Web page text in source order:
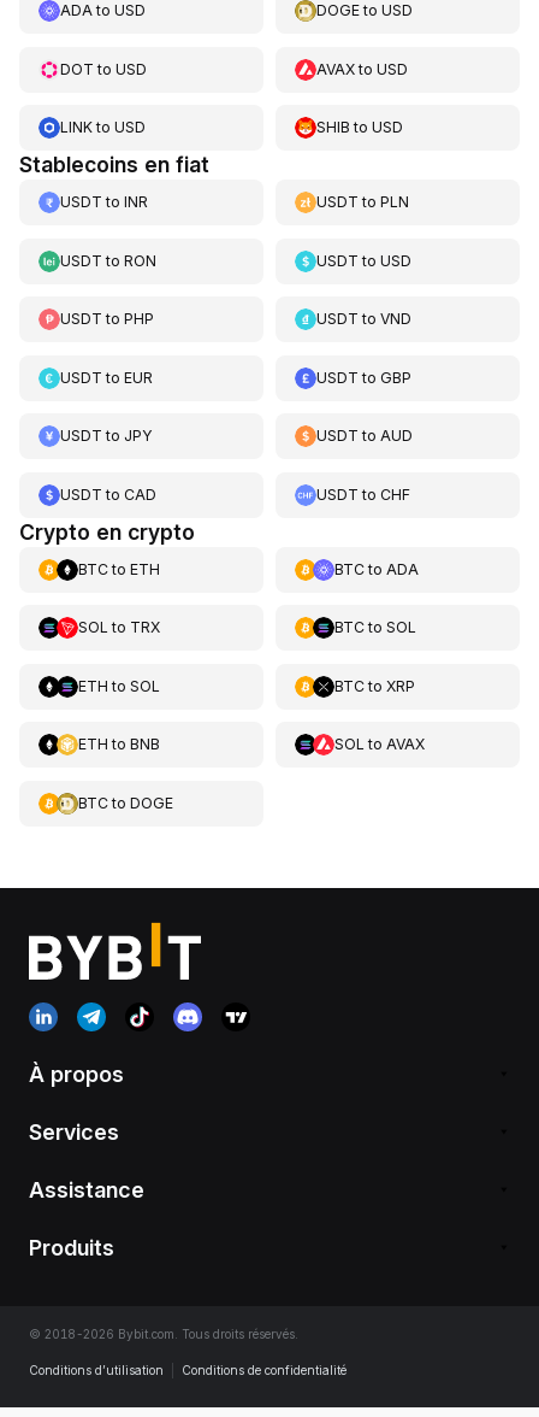
ADAto USD DOGEtoUSD
DOT to USD AVAXtoUSD
LINKto USD SHIB toUSD
Stablecoins en fiat
USDT to INR USDT toPLN
USDT to RON USDT toUSD
USDT to PHP USDT toVND
USDT to EUR USDT toGBP
USDT to JPY USDT toAUD
USDT to CAD USDT toCHF
Crypto en crypto
BTCto ETH BTCto ADA
SOL to TRX BTCto SOL
ETH to SOL BTCto XRP
ETH to BNB SOL to AVAX
BTCto DOGE
À propos
Services
Assistance
Produits
© 2018-2026 Bybit.com. Tous droits réservés.
Conditions d’utilisation Conditions de confidentialité